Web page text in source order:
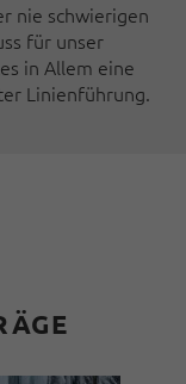
nie schwierigen
für unser
in Allem eine
Linienführung.